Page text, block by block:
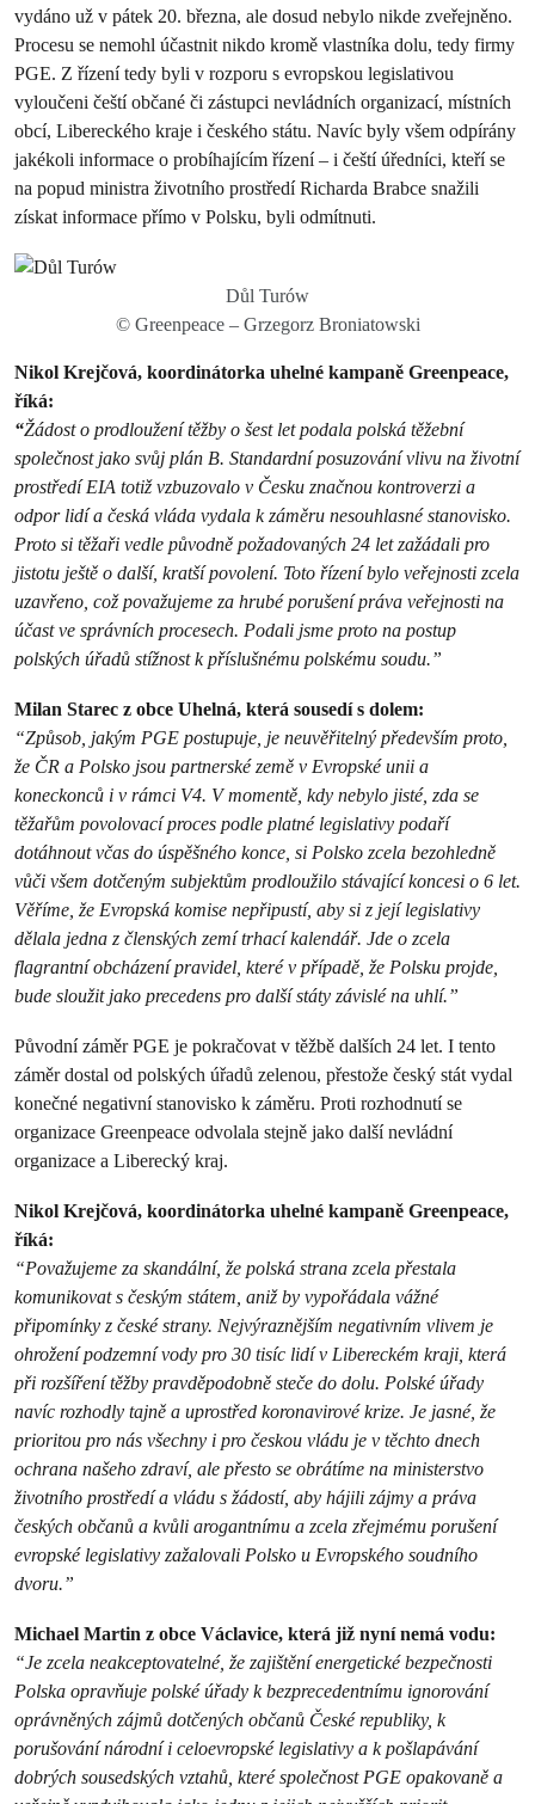
vydáno už v pátek 20. března, ale dosud nebylo nikde zveřejněno.
Procesu se nemohl účastnit nikdo kromě vlastníka dolu, tedy firmy
PGE. Z řízení tedy byli v rozporu s evropskou legislativou
vyloučeni čeští občané či zástupci nevládních organizací, místních
obcí, Libereckého kraje i českého státu. Navíc byly všem odpírány
jakékoli informace o probíhajícím řízení – i čeští úředníci, kteří se
na popud ministra životního prostředí Richarda Brabce snažili
získat informace přímo v Polsku, byli odmítnuti.
Důl Turów
© Greenpeace – Grzegorz Broniatowski
Nikol Krejčová, koordinátorka uhelné kampaně Greenpeace,
říká:
“Žádost o prodloužení těžby o šest let podala polská těžební
společnost jako svůj plán B. Standardní posuzování vlivu na životní
prostředí EIA totiž vzbuzovalo v Česku značnou kontroverzi a
odpor lidí a česká vláda vydala k záměru nesouhlasné stanovisko.
Proto si těžaři vedle původně požadovaných 24 let zažádali pro
jistotu ještě o další, kratší povolení. Toto řízení bylo veřejnosti zcela
uzavřeno, což považujeme za hrubé porušení práva veřejnosti na
účast ve správních procesech. Podali jsme proto na postup
polských úřadů stížnost k příslušnému polskému soudu.”
Milan Starec z obce Uhelná, která sousedí s dolem:
“Způsob, jakým PGE postupuje, je neuvěřitelný především proto,
že ČR a Polsko jsou partnerské země v Evropské unii a
koneckonců i v rámci V4. V momentě, kdy nebylo jisté, zda se
těžařům povolovací proces podle platné legislativy podaří
dotáhnout včas do úspěšného konce, si Polsko zcela bezohledně
vůči všem dotčeným subjektům prodloužilo stávající koncesi o 6 let.
Věříme, že Evropská komise nepřipustí, aby si z její legislativy
dělala jedna z členských zemí trhací kalendář. Jde o zcela
flagrantní obcházení pravidel, které v případě, že Polsku projde,
bude sloužit jako precedens pro další státy závislé na uhlí.”
Původní záměr PGE je pokračovat v těžbě dalších 24 let. I tento
záměr dostal od polských úřadů zelenou, přestože český stát vydal
konečné negativní stanovisko k záměru. Proti rozhodnutí se
organizace Greenpeace odvolala stejně jako další nevládní
organizace a Liberecký kraj.
Nikol Krejčová, koordinátorka uhelné kampaně Greenpeace,
říká:
“Považujeme za skandální, že polská strana zcela přestala
komunikovat s českým státem, aniž by vypořádala vážné
připomínky z české strany. Nejvýraznějším negativním vlivem je
ohrožení podzemní vody pro 30 tisíc lidí v Libereckém kraji, která
při rozšíření těžby pravděpodobně steče do dolu. Polské úřady
navíc rozhodly tajně a uprostřed koronavirové krize. Je jasné, že
prioritou pro nás všechny i pro českou vládu je v těchto dnech
ochrana našeho zdraví, ale přesto se obrátíme na ministerstvo
životního prostředí a vládu s žádostí, aby hájili zájmy a práva
českých občanů a kvůli arogantnímu a zcela zřejmému porušení
evropské legislativy zažalovali Polsko u Evropského soudního
dvoru.”
Michael Martin z obce Václavice, která již nyní nemá vodu:
“Je zcela neakceptovatelné, že zajištění energetické bezpečnosti
Polska opravňuje polské úřady k bezprecedentnímu ignorování
oprávněných zájmů dotčených občanů České republiky, k
porušování národní i celoevropské legislativy a k pošlapávání
dobrých sousedských vztahů, které společnost PGE opakovaně a